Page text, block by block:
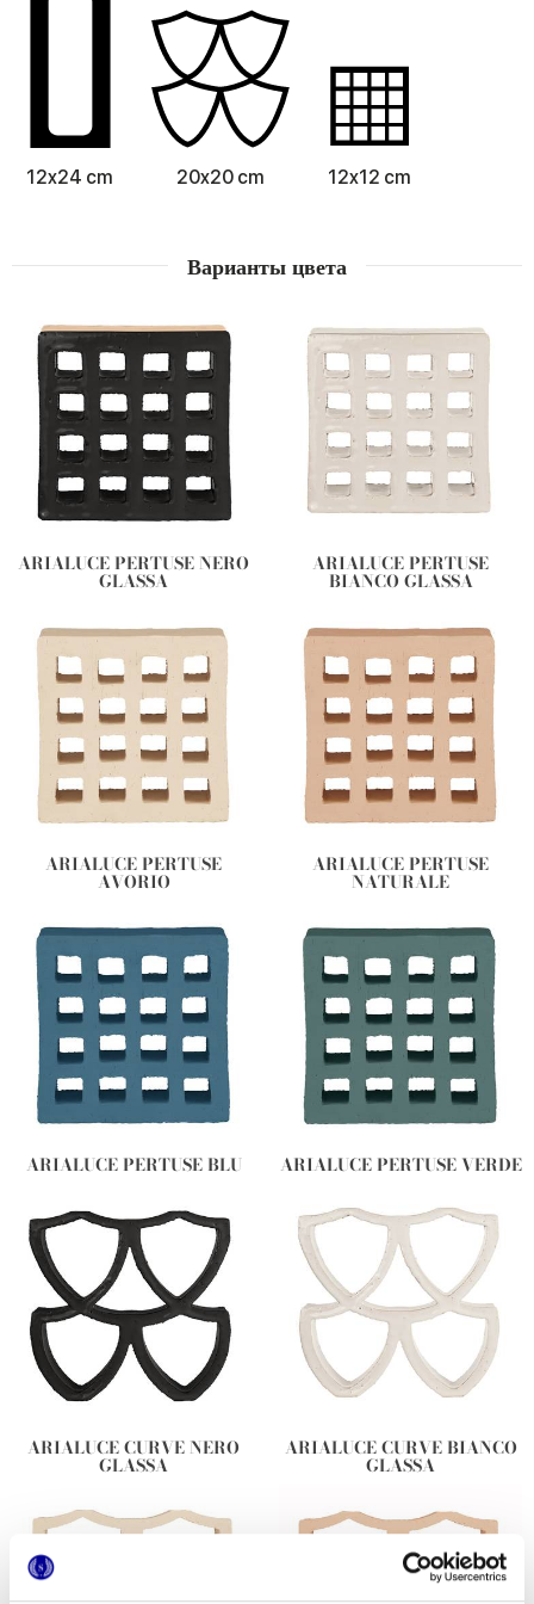
12x24 cm 20x20 cm 12x12 cm
Варианты цвета
ARIALUCE PERTUSE NERO
GLASSA
ARIALUCE PERTUSE
BIANCO GLASSA
ARIALUCE PERTUSE
AVORIO
ARIALUCE PERTUSE
NATURALE
ARIALUCE PERTUSE BLU ARIALUCE PERTUSE VERDE
ARIALUCE CURVE NERO
GLASSA
ARIALUCE CURVE BIANCO
GLASSA